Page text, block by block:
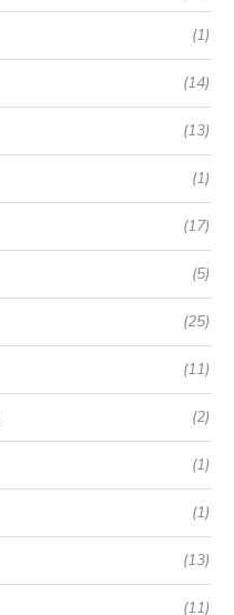
(1)
(14)
(13)
(1)
(17)
(5)
(25)
(11)
(2)
(1)
(1)
(13)
(11)